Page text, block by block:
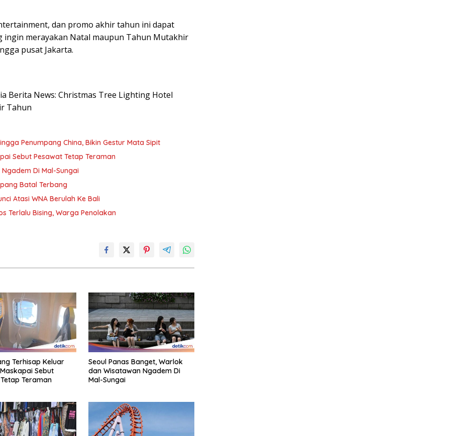
dan promo akhir tahun ini dapat
ingin merayakan Natal maupun Tahun Mutakhir
pusat Jakarta.
Berita News: Christmas Tree Lighting Hotel
Tahun
Penumpang China, Bikin Gestur Mata Sipit
Sebut Pesawat Tetap Teraman
Di Mal-Sungai
Batal Terbang
Atasi WNA Berulah Ke Bali
Terlalu Bising, Warga Penolakan
Terhisap Keluar
Sebut
Teraman
Seoul Panas Banget, Warlok
dan Wisatawan Ngadem Di
Mal-Sungai